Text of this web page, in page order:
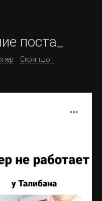
поста_
Скриншот